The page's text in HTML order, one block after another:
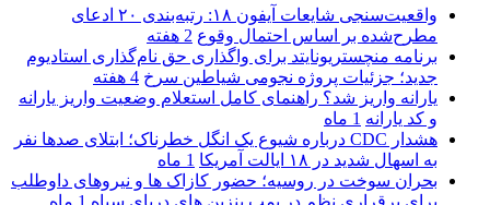
واقعیت‌سنجی شایعات آیفون ۱۸: رتبه‌بندی ۲۰ ادعای
مطرح‌شده بر اساس احتمال وقوع 2 هفته
برنامه منچستریونایتد برای واگذاری حق نام‌گذاری استادیوم
جدید؛ جزئیات پروژه نجومی شیاطین سرخ 4 هفته
یارانه واریز شد؟ راهنمای کامل استعلام وضعیت واریز یارانه
و کد یارانه 1 ماه
هشدار CDC درباره شیوع یک انگل خطرناک؛ ابتلای صدها نفر
به اسهال شدید در ۱۸ ایالت آمریکا
1 ماه
بحران سوخت در روسیه؛ حضور کازاک‌ ها و نیروهای داوطلب
برای برقراری نظم در پمپ بنزین‌ های دریای سیاه 1 ماه